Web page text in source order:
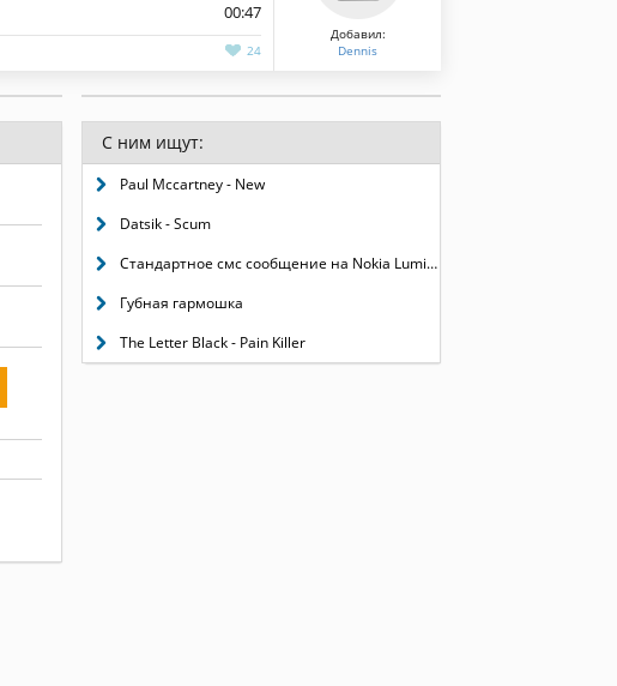
00:47
24
Добавил:
Dennis
С ним ищут:
Paul Mccartney - New
Datsik - Scum
Стандартное смс сообщение на Nokia Lumia 1020
Губная гармошка
The Letter Black - Pain Killer